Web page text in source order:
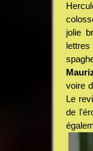
jolie
voire
Le
de